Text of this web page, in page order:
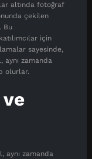
altında fotoğraf
çekilen
Bu
için
sayesinde,
aynı zamanda
olurlar.
aynı zamanda